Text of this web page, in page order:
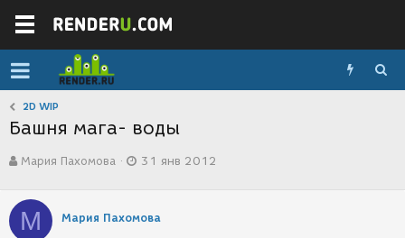
2D WIP
Башня мага- воды
в
о
р
т
Мария Пахомова
а
с
31 янв 2012
М Мария Пахомова